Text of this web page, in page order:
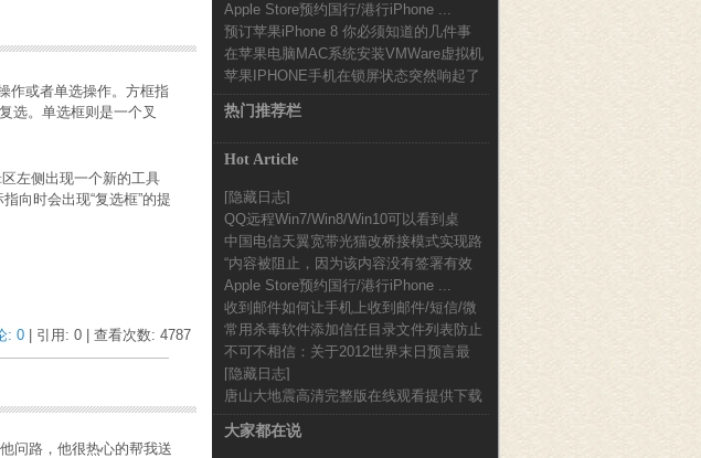
或者单选操作。方框指
选。单选框则是一个叉
区左侧出现一个新的工具
向时会出现“复选框”的提
: 0 | 引用: 0 | 查看次数: 4787
问路，他很热心的帮我送
Apple Store预约国行/港行iPhone ...
预订苹果iPhone 8 你必须知道的几件事
在苹果电脑MAC系统安装VMWare虚拟机
使用加密...
苹果IPHONE手机在锁屏状态突然响起了
一段音乐声...
热门推荐栏
Hot Article
[隐藏日志]
QQ远程Win7/Win8/Win10可以看到桌
面...
中国电信天翼宽带光猫改桥接模式实现路
由器拨号的方法...
“内容被阻止，因为该内容没有签署有效
的安全证书。”...
Apple Store预约国行/港行iPhone ...
收到邮件如何让手机上收到邮件/短信/微
信提醒
常用杀毒软件添加信任目录文件列表防止
误报图文教程
不可不相信：关于2012世界末日预言最
新完整版
[隐藏日志]
唐山大地震高清完整版在线观看提供下载
大家都在说